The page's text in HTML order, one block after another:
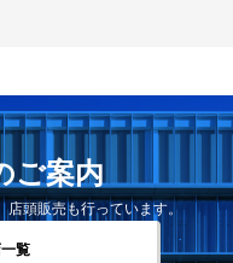
ご案内
店頭販売も行っています。
覧